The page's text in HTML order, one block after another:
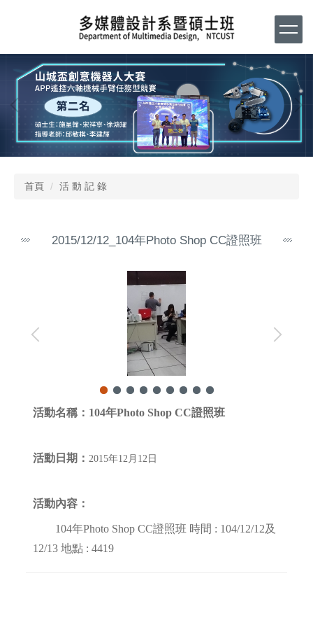
要
區
首頁 活 動 記 錄
2015/12/12_104年Photo Shop CC證照班
活動名稱： 104年Photo Shop CC證照班
活動日期： 2015年12月12日
活動內容 ：
104年Photo Shop CC證照班 時間 : 104/12/12及
12/13 地點 : 4419